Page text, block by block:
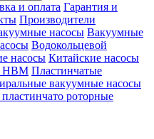
и оплата Гарантия и
Производители
насосы Вакуумные
Водокольцевой
насосы Китайские насосы
НВМ Пластинчатые
вакуумные насосы
роторные